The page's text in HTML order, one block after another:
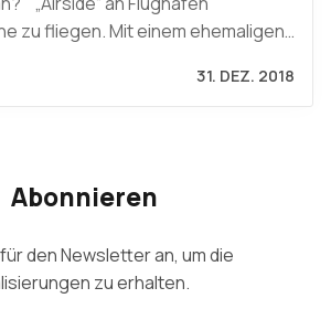
zu fliegen. Mit einem ehemaligen…
31. DEZ. 2018
Abonnieren
den Newsletter an, um die
zu erhalten.